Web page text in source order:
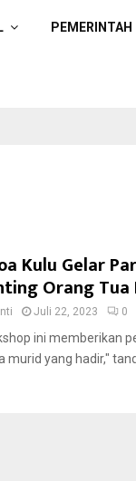
PEMERINTAH
Kulu Gelar
Orang
Juli 22, 2023 0
ini memberikan
murid yang hadir,"